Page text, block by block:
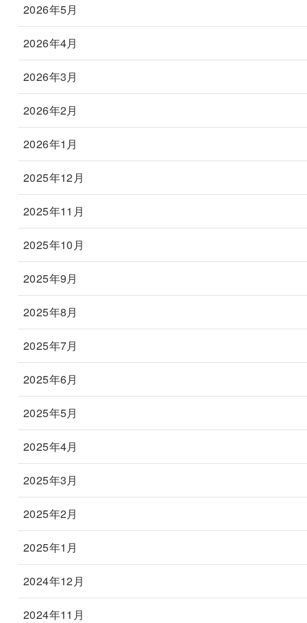
2026年5月
2026年4月
2026年3月
2026年2月
2026年1月
2025年12月
2025年11月
2025年10月
2025年9月
2025年8月
2025年7月
2025年6月
2025年5月
2025年4月
2025年3月
2025年2月
2025年1月
2024年12月
2024年11月